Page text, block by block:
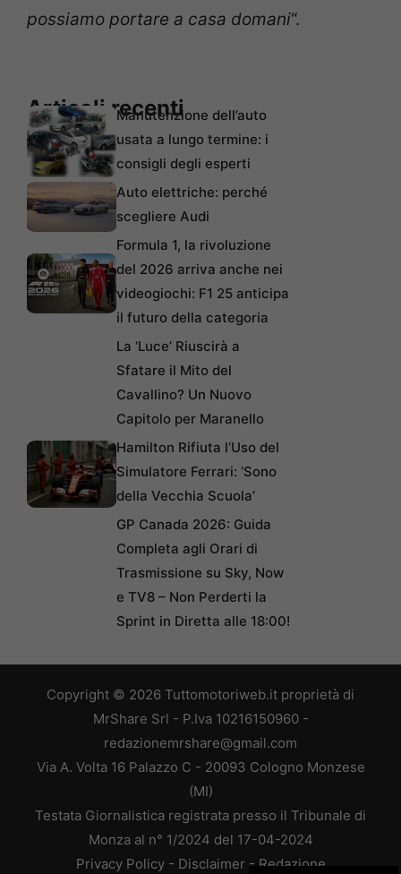
possiamo portare a casa domani“.
Articoli recentiManutenzione dell’auto
usata a lungo termine: i
consigli degli esperti
Auto elettriche: perché
scegliere Audi
Formula 1, la rivoluzione
del 2026 arriva anche nei
videogiochi: F1 25 anticipa
il futuro della categoria
La ‘Luce’ Riuscirà a
Sfatare il Mito del
Cavallino? Un Nuovo
Capitolo per Maranello
Hamilton Rifiuta l’Uso del
Simulatore Ferrari: ‘Sono
della Vecchia Scuola’
GP Canada 2026: Guida
Completa agli Orari di
Trasmissione su Sky, Now
e TV8 – Non Perderti la
Sprint in Diretta alle 18:00!
Copyright © 2026 Tuttomotoriweb.it proprietà di
MrShare Srl - P.Iva 10216150960 -
redazionemrshare@gmail.com
Via A. Volta 16 Palazzo C - 20093 Cologno Monzese
(MI)
Testata Giornalistica registrata presso il Tribunale di
Monza al n° 1/2024 del 17-04-2024
Privacy Policy- Disclaimer - Redazione